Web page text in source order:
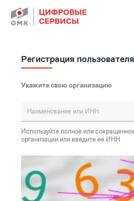
Регистрация пользователя
Укажите свою организацию
Используйте полное или
организации или введите ее ИНН